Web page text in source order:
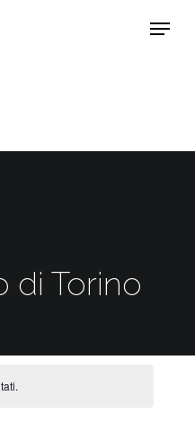
Menu
di Torino